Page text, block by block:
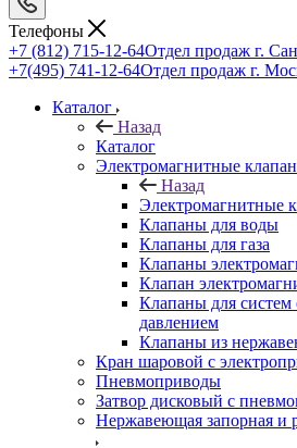
Телефоны
+7 (812) 715-12-64Отдел продаж г.
+7(495) 741-12-64Отдел продаж г.
Каталог
Назад
Каталог
Электромагнитные
Назад
Электромагнитные
Клапаны для воды
Клапаны для газа
Клапаны
Клапан
Клапаны для
давлением
Клапаны из
Кран шаровой с
Пневмоприводы
Затвор дисковый с
Нержавеющая запорная и